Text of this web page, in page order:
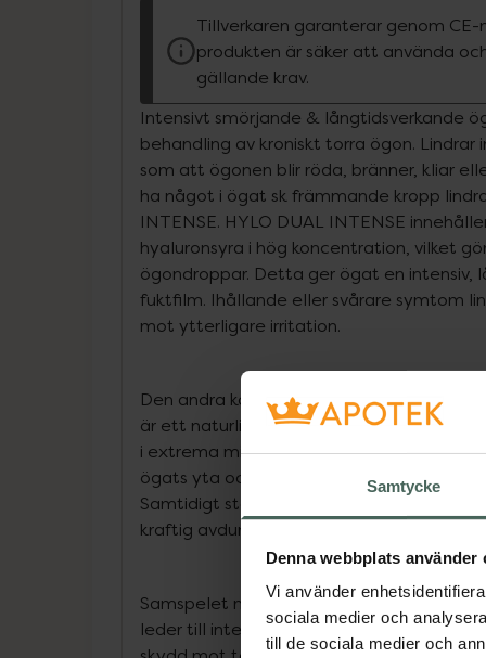
Samtycke
Denna webbplats använder
Vi använder
sociala medier och
till de sociala medier och
Tillverkaren garanterar genom
produkten är säker att använda
gällande krav.
Intensivt smörjande & långtidsverkande
behandling av kroniskt torra ögon.
som att ögonen blir röda, bränner, kliar
ha något i ögat sk främmande kropp
INTENSE. HYLO DUAL INTENSE
hyaluronsyra i hög koncentration, vilket
ögondroppar. Detta ger ögat en intensiv,
fuktfilm. Ihållande eller svårare symtom
mot ytterligare irritation.
Den andra komponenten i HYLO DUAL
är ett naturligt ämne som bildas av
i extrema miljöer. Ektoin ökar bindningen
ögats yta och bildar på så sätt en
Samtidigt stabiliserar ektoin tårfilmens
kraftig avdunstning av tårar.
Samspelet mellan den högkvalitativa
leder till intensiv och långtidsverkande